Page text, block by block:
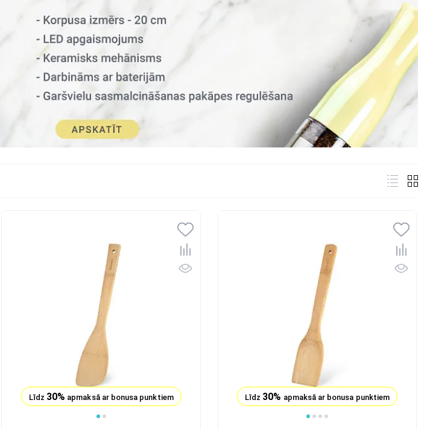
Līdz 30% apmaksā ar bonusa punktiem Līdz 30% apmaksā ar bonusa punktiem